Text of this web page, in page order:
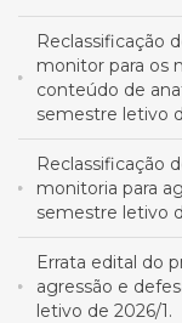
Reclassificação
monitor para os
conteúdo de
semestre letivo
Reclassificação
monitoria para
semestre letivo
Errata edital do
agressão e
letivo de 2026/1.